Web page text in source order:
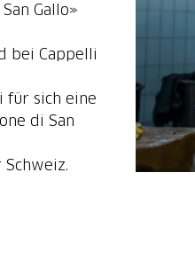
Gallo»
bei Cappelli
für sich eine
di San